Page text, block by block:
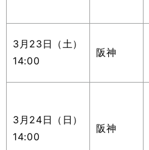
3月23日（土）
14:00
阪神
3月24日（日）
14:00
阪神